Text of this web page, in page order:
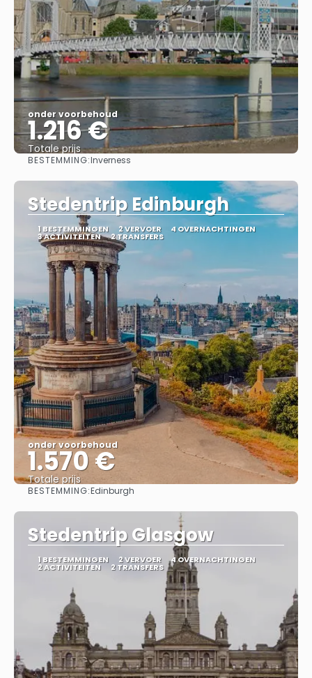
onder voorbehoud
1.216 €
Totale prijs
BESTEMMING:Inverness
Stedentrip Edinburgh
1 BESTEMMINGEN 2 VERVOER 4 OVERNACHTINGEN
3 ACTIVITEITEN 2 TRANSFERS
onder voorbehoud
1.570 €
Totale prijs
BESTEMMING:Edinburgh
Stedentrip Glasgow
1 BESTEMMINGEN 2 VERVOER 4 OVERNACHTINGEN
2 ACTIVITEITEN 2 TRANSFERS